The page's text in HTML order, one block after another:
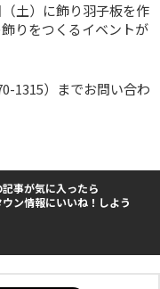
土）に飾り羽子板を作
りをつくるイベントが
1315）までお問い合わ
記事が気に入ったら
ウン情報にいいね！しよう